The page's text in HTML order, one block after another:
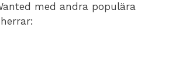
med andra populära